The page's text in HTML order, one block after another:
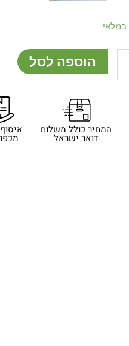
הוספה לסל
המחיר כולל משלוח
דואר ישראל